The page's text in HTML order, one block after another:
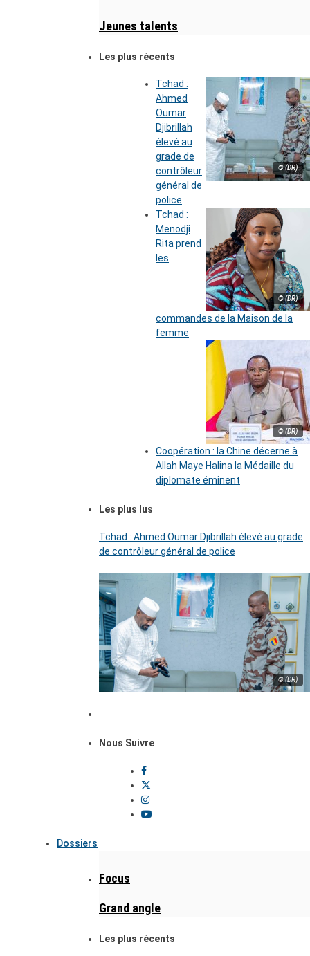
Jeunes talents
Les plus récents
© (DR)
Tchad :
Ahmed
Oumar
Djibrillah
élevé au
grade de
contrôleur
général de
police
© (DR)
Tchad :
Menodji
Rita prend
les
commandes de la Maison de la
femme
© (DR)
Coopération : la Chine décerne à
Allah Maye Halina la Médaille du
diplomate éminent
Les plus lus
Tchad : Ahmed Oumar Djibrillah élevé au grade
de contrôleur général de police
© (DR)
Nous Suivre
Dossiers
Focus
Grand angle
Les plus récents